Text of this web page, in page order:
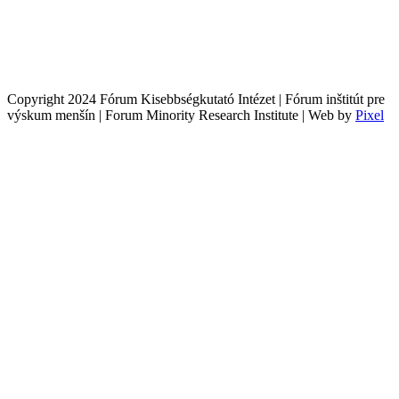
Copyright 2024 Fórum Kisebbségkutató Intézet | Fórum inštitút pre
výskum menšín | Forum Minority Research Institute | Web by Pixel